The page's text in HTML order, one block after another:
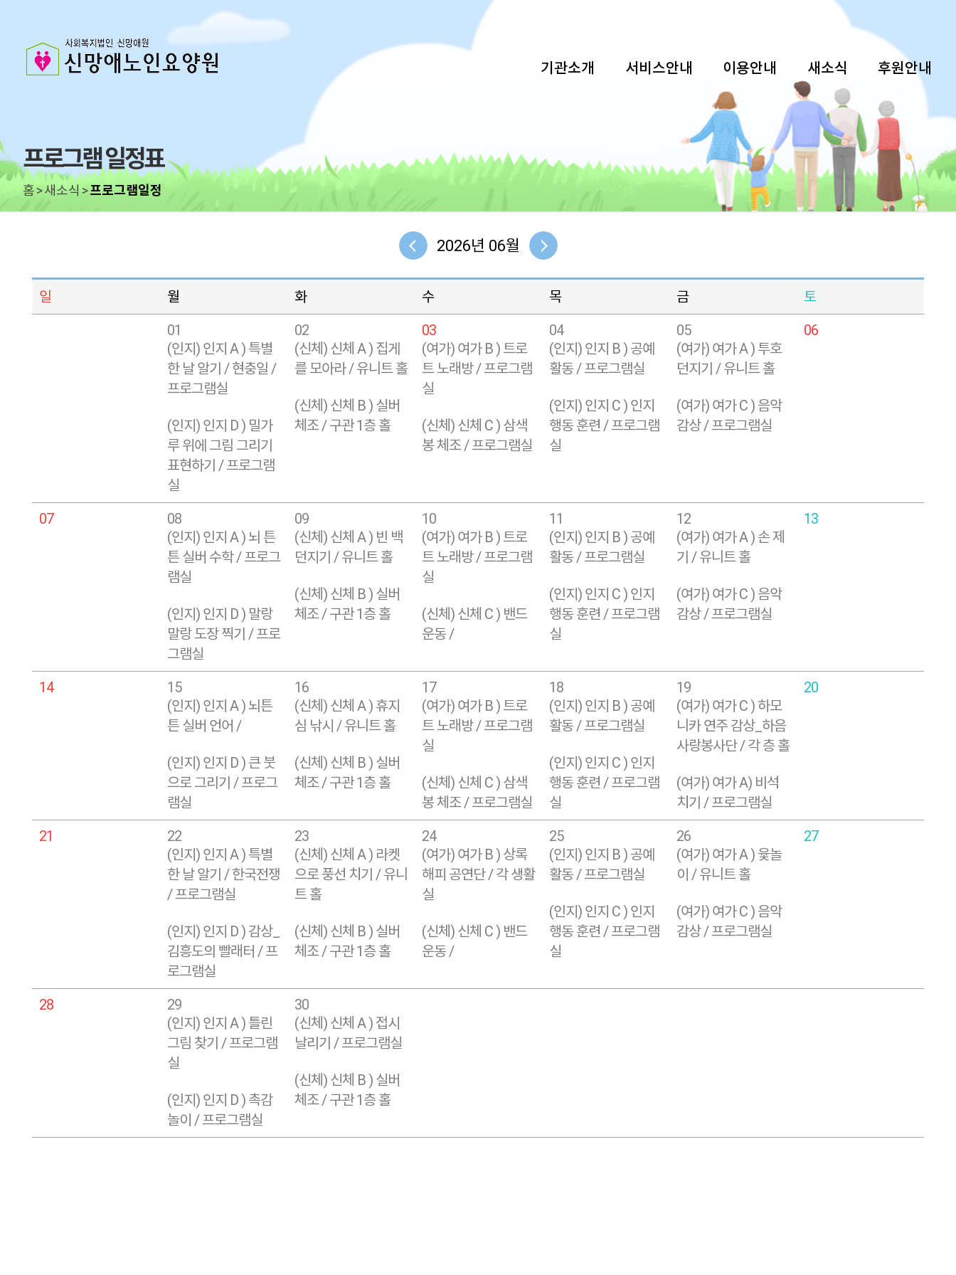
기관소개 서비스안내 이용안내 새소식 후원안내
프로그램 일정표
홈 새소식 프로그램일정
2026년 06월
일 월 화 수 목 금
토
01
(인지) 인지 A ) 특별
한 날 알기 / 현충일 /
프로그램실
(인지) 인지 D ) 밀가
루 위에 그림 그리기
표현하기 / 프로그램
실
02
(신체) 신체 A ) 집게
를 모아라 / 유니트 홀
(신체) 신체 B ) 실버
체조 / 구관 1층 홀
03
(여가) 여가 B ) 트로
트 노래방 / 프로그램
실
(신체) 신체 C ) 삼색
봉 체조 / 프로그램실
04
(인지) 인지 B ) 공예
활동 / 프로그램실
(인지) 인지 C ) 인지
행동 훈련 / 프로그램
실
05
(여가) 여가 A ) 투호
던지기 / 유니트 홀
(여가) 여가 C ) 음악
감상 / 프로그램실
06
07
08
(인지) 인지 A ) 뇌 튼
튼 실버 수학 / 프로그
램실
(인지) 인지 D ) 말랑
말랑 도장 찍기 / 프로
그램실
09
(신체) 신체 A ) 빈 백
던지기 / 유니트 홀
(신체) 신체 B ) 실버
체조 / 구관 1층 홀
10
(여가) 여가 B ) 트로
트 노래방 / 프로그램
실
(신체) 신체 C ) 밴드
운동 /
11
(인지) 인지 B ) 공예
활동 / 프로그램실
(인지) 인지 C ) 인지
행동 훈련 / 프로그램
실
12
(여가) 여가 A ) 손 제
기 / 유니트 홀
(여가) 여가 C ) 음악
감상 / 프로그램실
13
14
15
(인지) 인지 A ) 뇌튼
튼 실버 언어 /
(인지) 인지 D ) 큰 붓
으로 그리기 / 프로그
램실
16
(신체) 신체 A ) 휴지
심 낚시 / 유니트 홀
(신체) 신체 B ) 실버
체조 / 구관 1층 홀
17
(여가) 여가 B ) 트로
트 노래방 / 프로그램
실
(신체) 신체 C ) 삼색
봉 체조 / 프로그램실
18
(인지) 인지 B ) 공예
활동 / 프로그램실
(인지) 인지 C ) 인지
행동 훈련 / 프로그램
실
19
(여가) 여가 C ) 하모
니카 연주 감상_하음
사랑봉사단 / 각 층 홀
(여가) 여가 A) 비석
치기 / 프로그램실
20
21
22
(인지) 인지 A ) 특별
한 날 알기 / 한국전쟁
/ 프로그램실
(인지) 인지 D ) 감상_
김흥도의 빨래터 / 프
로그램실
23
(신체) 신체 A ) 라켓
으로 풍선 치기 / 유니
트 홀
(신체) 신체 B ) 실버
체조 / 구관 1층 홀
24
(여가) 여가 B ) 상록
해피 공연단 / 각 생활
실
(신체) 신체 C ) 밴드
운동 /
25
(인지) 인지 B ) 공예
활동 / 프로그램실
(인지) 인지 C ) 인지
행동 훈련 / 프로그램
실
26
(여가) 여가 A ) 윷놀
이 / 유니트 홀
(여가) 여가 C ) 음악
감상 / 프로그램실
27
28
29
(인지) 인지 A ) 틀린
그림 찾기 / 프로그램
실
(인지) 인지 D ) 촉감
놀이 / 프로그램실
30
(신체) 신체 A ) 접시
날리기 / 프로그램실
(신체) 신체 B ) 실버
체조 / 구관 1층 홀